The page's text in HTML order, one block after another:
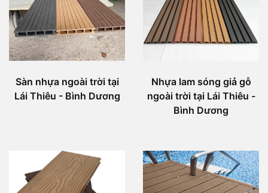
Sàn nhựa ngoài trời tại
Lái Thiêu - Bình Dương
Nhựa lam sóng giả gỗ
ngoài trời tại Lái Thiêu -
Bình Dương